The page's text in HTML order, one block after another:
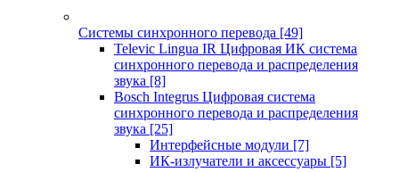
Системы синхронного перевода [49]
Televic Lingua IR Цифровая ИК система
синхронного перевода и распределения
звука [8]
Bosch Integrus Цифровая система
синхронного перевода и распределения
звука [25]
Интерфейсные модули [7]
ИК-излучатели и аксессуары [5]